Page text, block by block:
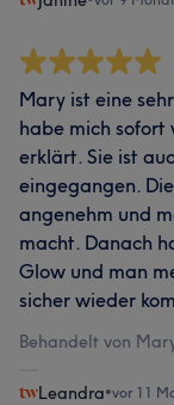
Mary ist eine
habe mich sofort
erklärt. Sie ist
eingegangen.
angenehm und
macht. Danach
Glow und man
sicher wieder
Behandelt von
Leandra•vor 11